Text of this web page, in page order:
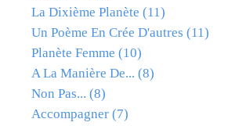
La Dixième Planète (11)
Un Poème En Crée D'autres (11)
Planète Femme (10)
A La Manière De... (8)
Non Pas... (8)
Accompagner (7)